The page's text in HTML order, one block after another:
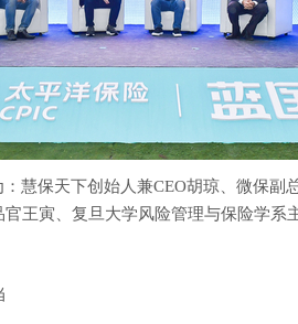
慧保天下创始人兼CEO胡琼、 微保副
王寅、复旦大学风险管理与保险学系